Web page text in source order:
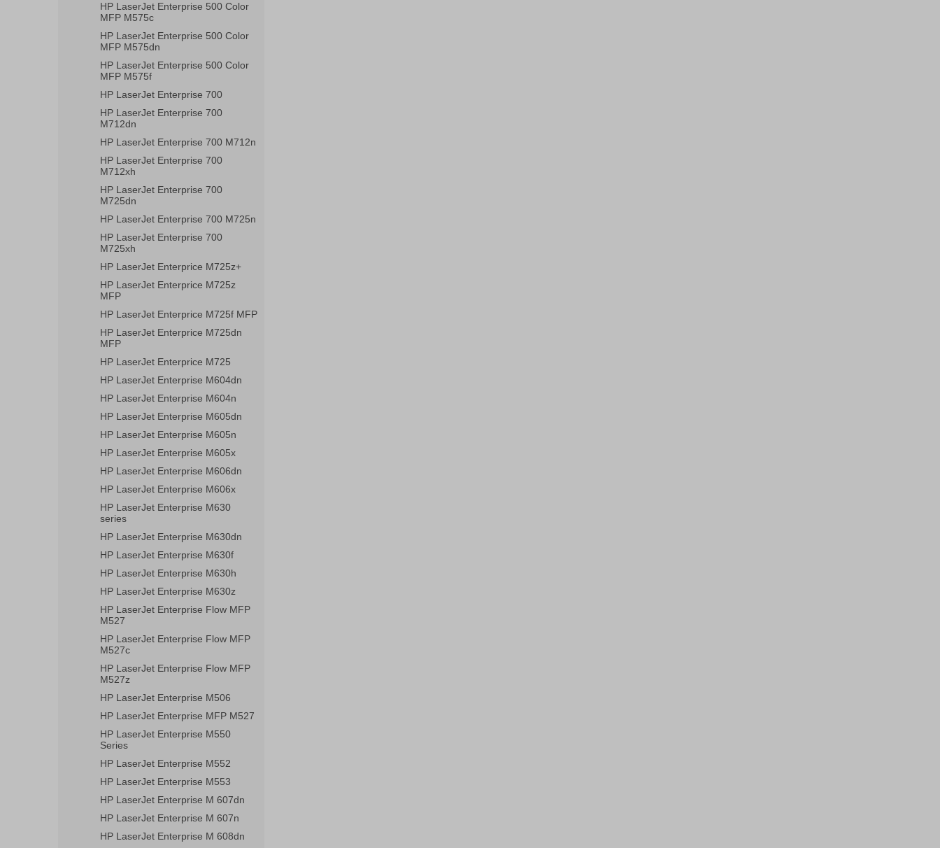
HP LaserJet Enterprise 500 Color
MFP M575c
HP LaserJet Enterprise 500 Color
MFP M575dn
HP LaserJet Enterprise 500 Color
MFP M575f
HP LaserJet Enterprise 700
HP LaserJet Enterprise 700
M712dn
HP LaserJet Enterprise 700 M712n
HP LaserJet Enterprise 700
M712xh
HP LaserJet Enterprise 700
M725dn
HP LaserJet Enterprise 700 M725n
HP LaserJet Enterprise 700
M725xh
HP LaserJet Enterprice M725z+
HP LaserJet Enterprice M725z
MFP
HP LaserJet Enterprice M725f MFP
HP LaserJet Enterprice M725dn
MFP
HP LaserJet Enterprice M725
HP LaserJet Enterprise M604dn
HP LaserJet Enterprise M604n
HP LaserJet Enterprise M605dn
HP LaserJet Enterprise M605n
HP LaserJet Enterprise M605x
HP LaserJet Enterprise M606dn
HP LaserJet Enterprise M606x
HP LaserJet Enterprise M630
series
HP LaserJet Enterprise M630dn
HP LaserJet Enterprise M630f
HP LaserJet Enterprise M630h
HP LaserJet Enterprise M630z
HP LaserJet Enterprise Flow MFP
M527
HP LaserJet Enterprise Flow MFP
M527c
HP LaserJet Enterprise Flow MFP
M527z
HP LaserJet Enterprise M506
HP LaserJet Enterprise MFP M527
HP LaserJet Enterprise M550
Series
HP LaserJet Enterprise M552
HP LaserJet Enterprise M553
HP LaserJet Enterprise M 607dn
HP LaserJet Enterprise M 607n
HP LaserJet Enterprise M 608dn